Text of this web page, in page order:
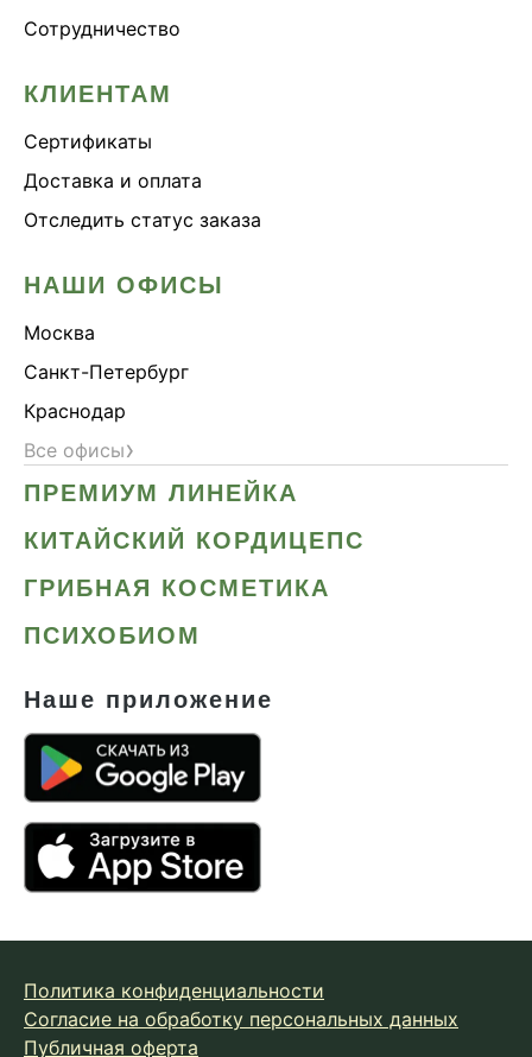
Сердце и сосуды
Снижение давления
Снижение сахара
Снижение холестерина
Спокойствие и сон
Улучшение настроения
Чага
Чистая кожа
Шлемник байкальский
Энергия и выносливость
Сотрудничество
КЛИЕНТАМ
Сертификаты
Доставка и оплата
Отследить статус заказа
НАШИ ОФИСЫ
Москва
Санкт-Петербург
Краснодар
Все офисы›
ПРЕМИУМ ЛИНЕЙКА
КИТАЙСКИЙ КОРДИЦЕПС
ГРИБНАЯ КОСМЕТИКА
ПСИХОБИОМ
Наше приложение
Политика конфиденциальности
Согласие на обработку персональных данных
Публичная оферта